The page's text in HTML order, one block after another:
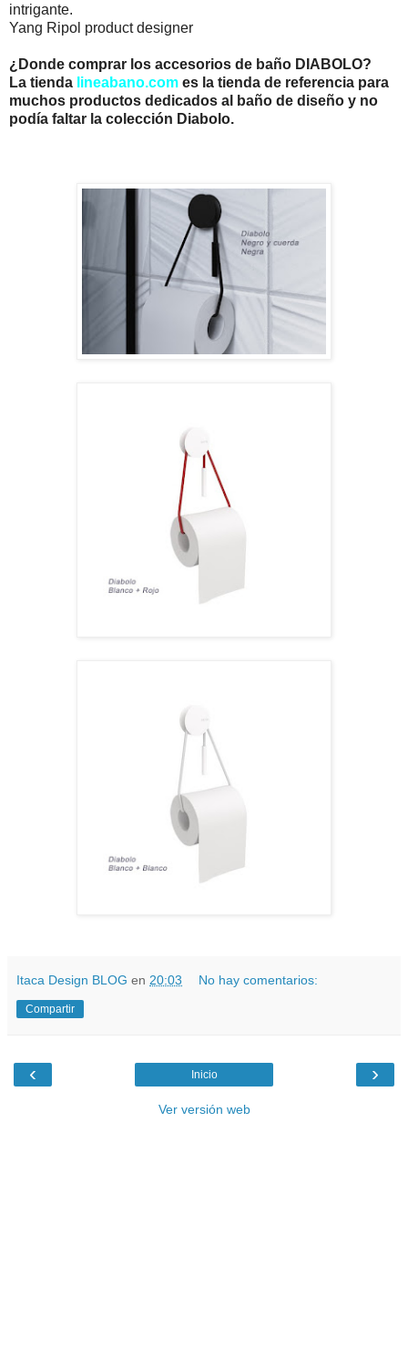
intrigante.
Yang Ripol product designer
¿Donde comprar los accesorios de baño DIABOLO?
La tienda lineabano.com es la tienda de referencia para
muchos productos dedicados al baño de diseño y no
podía faltar la colección Diabolo.
Itaca Design BLOG en 20:03 No hay comentarios:
Compartir
‹ ›
Inicio
Ver versión web